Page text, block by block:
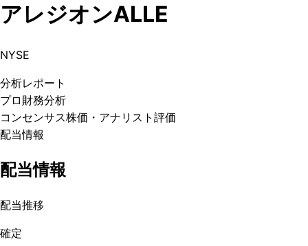
アレジオンALLE
NYSE
分析レポート
プロ 財務分析
コンセンサス株価 ・アナリスト評価
配当情報
配当情報
配当推移
確定